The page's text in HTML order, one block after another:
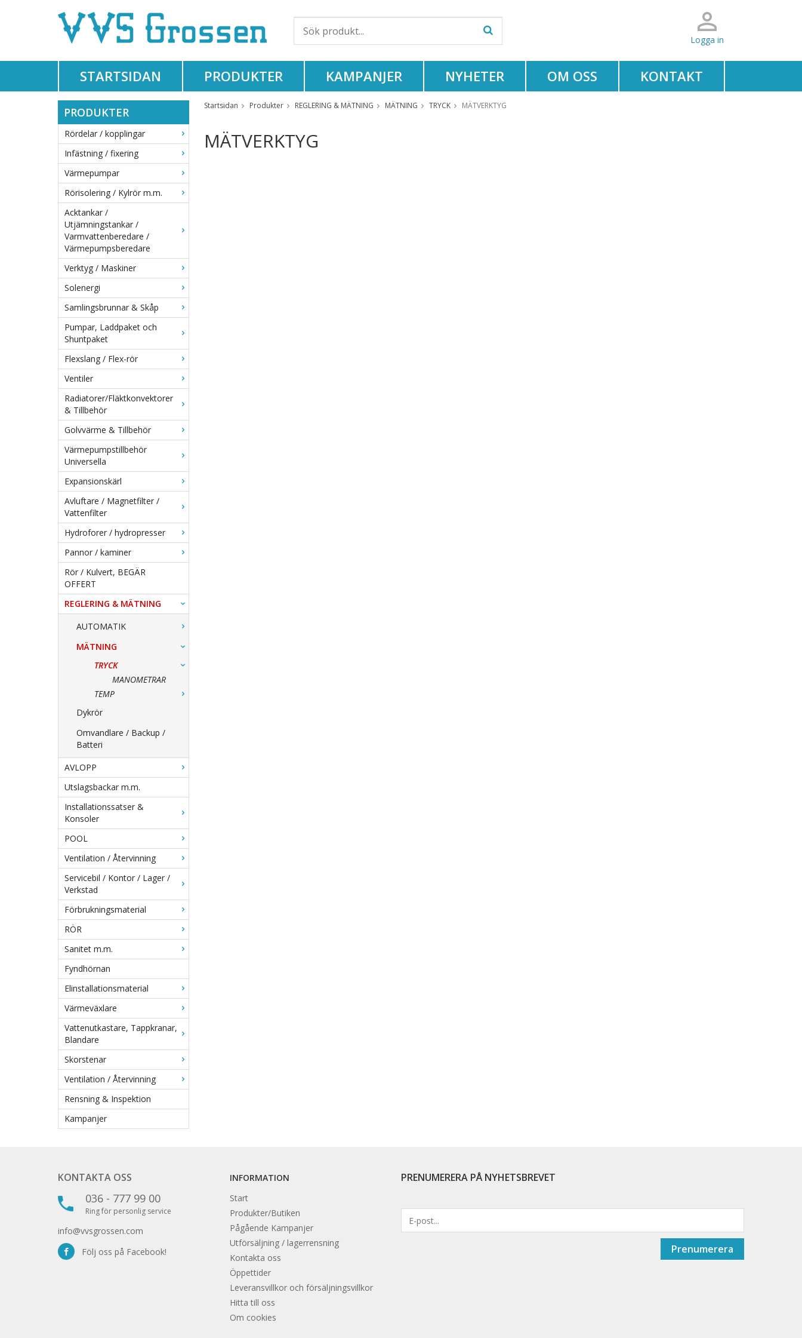
Logga in
STARTSIDAN PRODUKTER KAMPANJER NYHETER OM OSS KONTAKT
PRODUKTER
Rördelar / kopplingar
Infästning / fixering
Värmepumpar
Rörisolering / Kylrör m.m.
Acktankar /
Utjämningstankar /
Varmvattenberedare /
Värmepumpsberedare
Verktyg / Maskiner
Solenergi
Samlingsbrunnar & Skåp
Pumpar, Laddpaket och
Shuntpaket
Flexslang / Flex-rör
Ventiler
Radiatorer/Fläktkonvektorer
& Tillbehör
Golvvärme & Tillbehör
Värmepumpstillbehör
Universella
Expansionskärl
Avluftare / Magnetfilter /
Vattenfilter
Hydroforer / hydropresser
Pannor / kaminer
Rör / Kulvert, BEGÄR
OFFERT
REGLERING & MÄTNING
AUTOMATIK
MÄTNING
TRYCK
MANOMETRAR
TEMP
Dykrör
Omvandlare / Backup /
Batteri
AVLOPP
Utslagsbackar m.m.
Installationssatser &
Konsoler
POOL
Ventilation / Återvinning
Servicebil / Kontor / Lager /
Verkstad
Förbrukningsmaterial
RÖR
Sanitet m.m.
Fyndhörnan
Elinstallationsmaterial
Värmeväxlare
Vattenutkastare, Tappkranar,
Blandare
Skorstenar
Ventilation / Återvinning
Rensning & Inspektion
Kampanjer
Startsidan Produkter REGLERING & MÄTNING MÄTNING TRYCK MÄTVERKTYG
MÄTVERKTYG
KONTAKTA OSS
036 - 777 99 00
Ring för personlig service
info@vvsgrossen.com
Följ oss på Facebook!
INFORMATION
Start
Produkter/Butiken
Pågående Kampanjer
Utförsäljning / lagerrensning
Kontakta oss
Öppettider
Leveransvillkor och försäljningsvillkor
Hitta till oss
Om cookies
PRENUMERERA PÅ NYHETSBREVET
Prenumerera